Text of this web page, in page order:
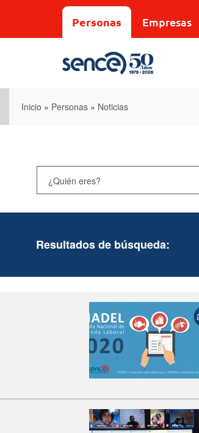
Personas Empresas
Inicio » Personas » Noticias
Resultados de búsqueda: